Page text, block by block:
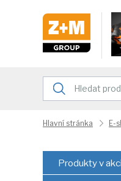
Hlavní stránka E-
Produkty v akci